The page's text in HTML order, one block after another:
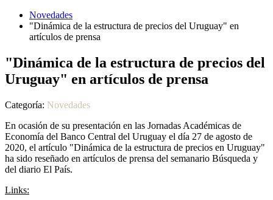
Novedades
"Dinámica de la estructura de precios del Uruguay" en
artículos de prensa
"Dinámica de la estructura de precios del
Uruguay" en artículos de prensa
Categoría: Novedades
En ocasión de su presentación en las Jornadas Académicas de
Economía del Banco Central del Uruguay el día 27 de agosto de
2020, el artículo "Dinámica de la estructura de precios en Uruguay"
ha sido reseñado en artículos de prensa del semanario Búsqueda y
del diario El País.
Links: